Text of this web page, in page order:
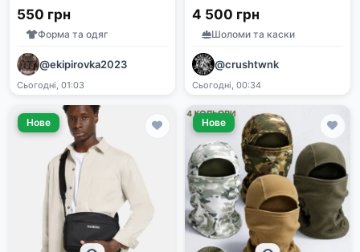
550 грн
Форма та одяг
@ekipirovka2023
Сьогодні, 01:03
4 500 грн
Шоломи та каски
@crushtwnk
Сьогодні, 00:34
Нове Нове